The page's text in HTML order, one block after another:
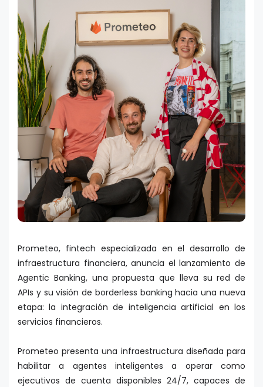
Prometeo, fintech especializada en el desarrollo de
infraestructura financiera, anuncia el lanzamiento de
Agentic Banking, una propuesta que lleva su red de
APIs y su visión de borderless banking hacia una nueva
etapa: la integración de inteligencia artificial en los
servicios financieros.
Prometeo presenta una infraestructura diseñada para
habilitar a agentes inteligentes a operar como
ejecutivos de cuenta disponibles 24/7, capaces de